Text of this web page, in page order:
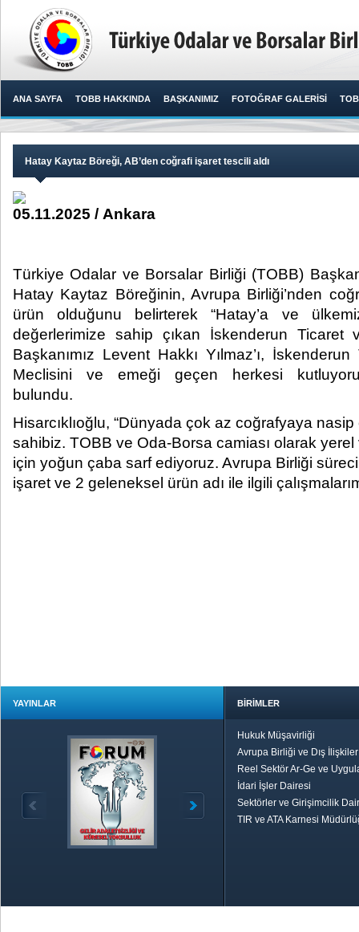
ANA SAYFA TOBB HAKKINDA BAŞKANIMIZ FOTOĞRAF GALERİSİ
Hatay Kaytaz Böreği, AB’den coğrafi işaret tescili aldı
05.11.2025 / Ankara
Türkiye Odalar ve Borsalar Birliği (TOBB)
Hatay Kaytaz Böreğinin, Avrupa Birliği’nden
ürün olduğunu belirterek “Hatay’a ve
değerlerimize sahip çıkan İskenderun Ticaret
Başkanımız Levent Hakkı Yılmaz’ı,
Meclisini ve emeği geçen herkesi
bulundu.​
Hisarcıklıoğlu, “Dünyada çok az coğrafyaya
sahibiz. TOBB ve Oda-Borsa camiası olarak
için yoğun çaba sarf ediyoruz. Avrupa Birliği
işaret ve 2 geleneksel ürün adı ile ilgili
YAYINLAR BİRİMLER
Hukuk Müşavirliği
Avrupa Birliği ve Dış
Reel Sektör Ar-Ge ve
İdari İşler Dairesi
Sektörler ve Girişimcilik
TIR ve ATA Karnesi